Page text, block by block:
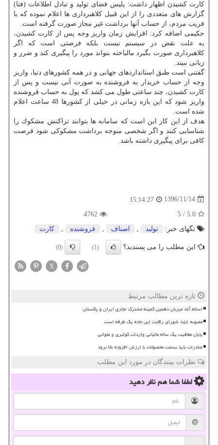
كارت كشیدن اظهار داشت: پلیس فضای تولید و تبادل اطلاعات (فتا)
گزارش های متعددی را از این قبیل كلاهبرداری ها اعلام نموده كه با
فریب مردم، از حساب آنها برداشت غیر مجاز صورت گرفته است.
حكیمی اضافه كرد: افزایش زمان واریز وجه پس از كارت كشیدن،
به علت نقص در سیستم نیست بلكه فرصتی است كه اگر
كلاهبرداری صورت بگیرد مالباخته بتواند مورد را پیگیری كند و ضرر و
زیانی نبیند.
گفتنی است طبق استانداردهای جهانی و در همه كشورهای دنیا، واریز
وجه از حساب خریدار به فروشنده به صورت آنی نیست و پس از
كارت كشیدن، چند ساعتی طول می كشد كه پول به حساب فروشنده
واریز شود كه این بازه زمانی در خیلی از كشورها 48 ساعت اعلام
شده است.
هدف از این كار این است كه سامانه ها بتوانند تراكنش مشكوك را
شناسایی كنند و اگر شخصی متوجه برداشت مشكوكی شود فرصت
كافی برای پیگیری داشته باشد.
1396/11/14
15:14:27
5.0
/
5
4762
تگهای خبر:
تولید اصناف فروشنده كارت
این مطلب را می پسندید؟ (1)
(0)
X
تازه ترین مطالب مرتبط
اسلام آباد میزبان دهمین کمیته مشترک تجاری ایران و پاکستان
مصوبه ۸۵۶ شورای رقابت این جاده یک طرفه است
پایان معافیت یک ساله مالیاتی واردات کولبری و ملوانی
صادرات باید بسمت محصولات با ارزش افزوده بالا برود
نظرات بینندگان در مورد این مطلب
لطفا شما همنظر دهید